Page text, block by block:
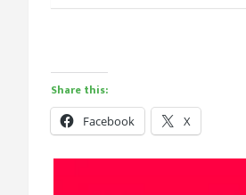
Share this:
Facebook X